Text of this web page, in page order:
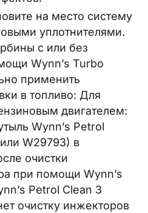
на место систему
уплотнителями.
с или без
Wynn’s Turbo
применить
в топливо: Для
двигателем:
Wynn’s Petrol
W29793) в
очистки
при помощи Wynn’s
Petrol Clean 3
очистку инжекторов